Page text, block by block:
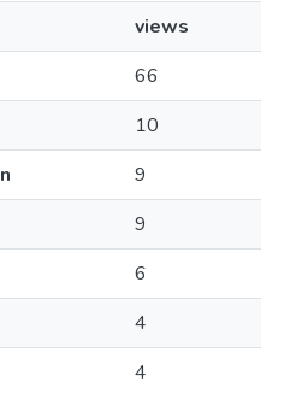
views
66
10
9
9
6
4
4